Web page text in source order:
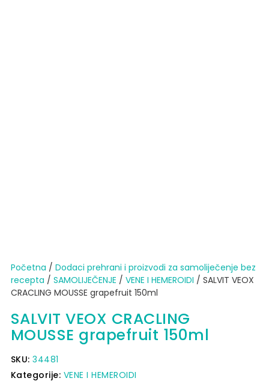
Početna / Dodaci prehrani i proizvodi za samoliječenje bez
recepta / SAMOLIJEČENJE / VENE I HEMEROIDI / SALVIT VEOX
CRACLING MOUSSE grapefruit 150ml
SALVIT VEOX CRACLING
MOUSSE grapefruit 150ml
SKU:34481
Kategorije: VENE I HEMEROIDI